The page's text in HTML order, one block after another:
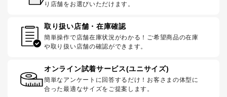
り店舗をお選びいただけます。
取り扱い店舗・在庫確認
簡単操作で店舗在庫状況がわかる！ご希望商品の在庫
や取り扱い店舗の確認ができます。
オンライン試着サービス(ユニサイズ)
簡単なアンケートに回答するだけ！お客さまの体型に
合った最適なサイズをご提案します。